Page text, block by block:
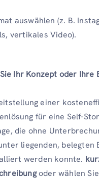
auswählen (z. B.
vertikales Video).
Ihr Konzept oder Ihre
einer
für eine Self-
die ohne
liegenden, belegten
werden konnte.
oder wählen Sie